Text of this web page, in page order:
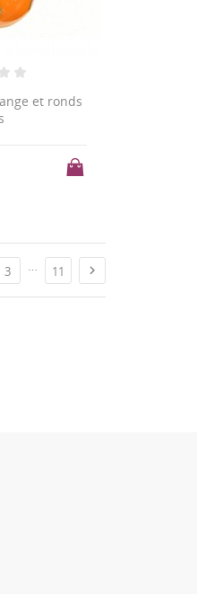
et ronds
3 11 